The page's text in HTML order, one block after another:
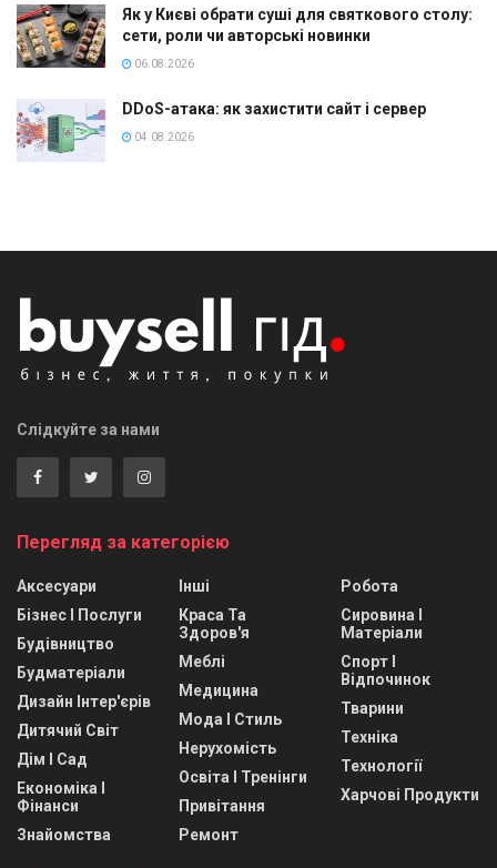
Як у Києві обрати суші для святкового столу:
сети, роли чи авторські новинки
06.08.2026
DDoS-атака: як захистити сайт і сервер
04.08.2026
Слідкуйте за нами
Перегляд за категорією
Аксесуари
Бізнес І Послуги
Будівництво
Будматеріали
Дизайн Інтер'єрів
Дитячий Світ
Дім І Сад
Економіка І
Фінанси
Знайомства
Інші
Краса Та
Здоров'я
Меблі
Медицина
Мода І Стиль
Нерухомість
Освіта І Тренінги
Привітання
Ремонт
Робота
Сировина І
Матеріали
Спорт І
Відпочинок
Тварини
Техніка
Технології
Харчові Продукти